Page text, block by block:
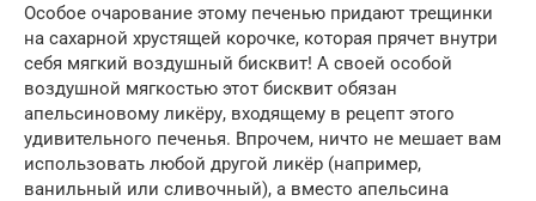
Особое очарование этому печенью придают трещинки
на сахарной хрустящей корочке, которая прячет внутри
себя мягкий воздушный бисквит! А своей особой
воздушной мягкостью этот бисквит обязан
апельсиновому ликёру, входящему в рецепт этого
удивительного печенья. Впрочем, ничто не мешает вам
использовать любой другой ликёр (например,
ванильный или сливочный), а вместо апельсина